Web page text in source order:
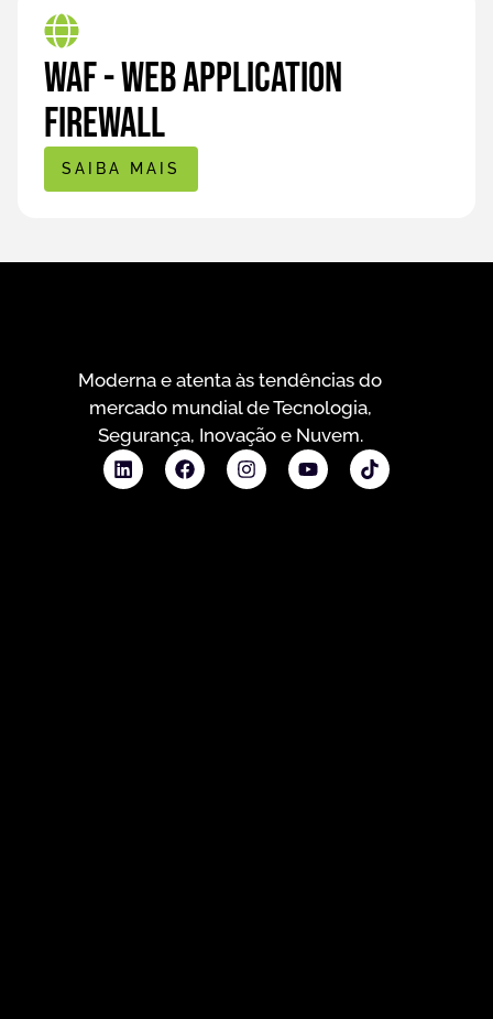
WAF - Web Application
Firewall
SAIBA MAIS
Moderna e atenta às tendências do
mercado mundial de Tecnologia,
Segurança, Inovação e Nuvem.